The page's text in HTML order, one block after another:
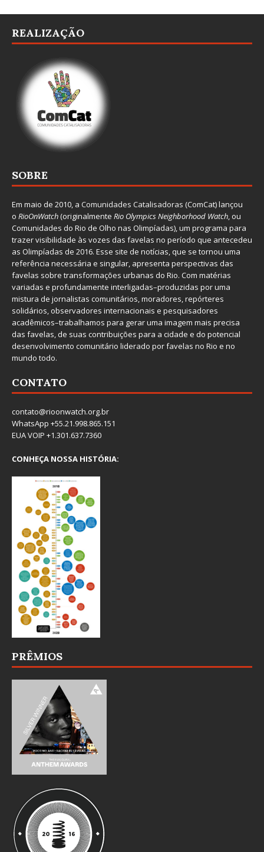
REALIZAÇÃO
SOBRE
Em maio de 2010, a Comunidades Catalisadoras (ComCat) lançou
o RioOnWatch(originalmente Rio Olympics Neighborhood Watch, ou
Comunidades do Rio de Olho nas Olimpíadas), um programa para
trazer visibilidade às vozes das favelas no período que antecedeu
as Olimpíadas de 2016. Esse site de notícias, que se tornou uma
referência necessária e singular, apresenta perspectivas das
favelas sobre transformações urbanas do Rio. Com matérias
variadas e profundamente interligadas–produzidas por uma
mistura de jornalistas comunitários, moradores, repórteres
solidários, observadores internacionais e pesquisadores
acadêmicos–trabalhamos para gerar uma imagem mais precisa
das favelas, de suas contribuições para a cidade e do potencial
desenvolvimento comunitário liderado por favelas no Rio e no
mundo todo.
CONTATO
contato@rioonwatch.org.br
WhatsApp +55.21.998.865.151
EUA VOIP +1.301.637.7360
CONHEÇA NOSSA HISTÓRIA:
PRÊMIOS